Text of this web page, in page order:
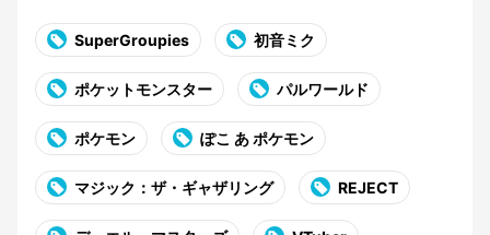
SuperGroupies 初音ミク
ポケットモンスター パルワールド
ポケモン ぽこ あ ポケモン
マジック：ザ・ギャザリング REJECT